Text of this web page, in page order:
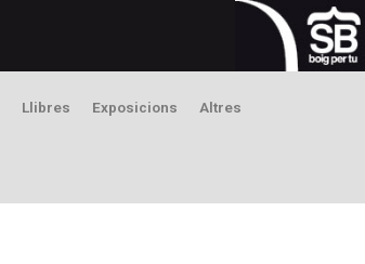
Llibres Exposicions Altres